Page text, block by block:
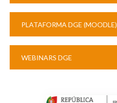
PLATAFORMA DGE (MOODLE)
WEBINARS DGE